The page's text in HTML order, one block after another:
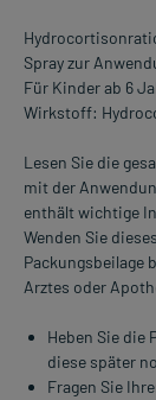
Spray zur
Für Kinder ab 6
Wirkstoff:
Lesen Sie die
mit der
enthält wichtige
Wenden Sie
Packungsbeilage
Arztes oder
Heben Sie die
diese später
Fragen Sie